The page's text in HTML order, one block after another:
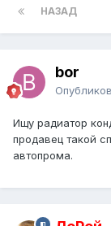
НАЗАД
bor
Ищу радиатор
продавец такой
автопрома.